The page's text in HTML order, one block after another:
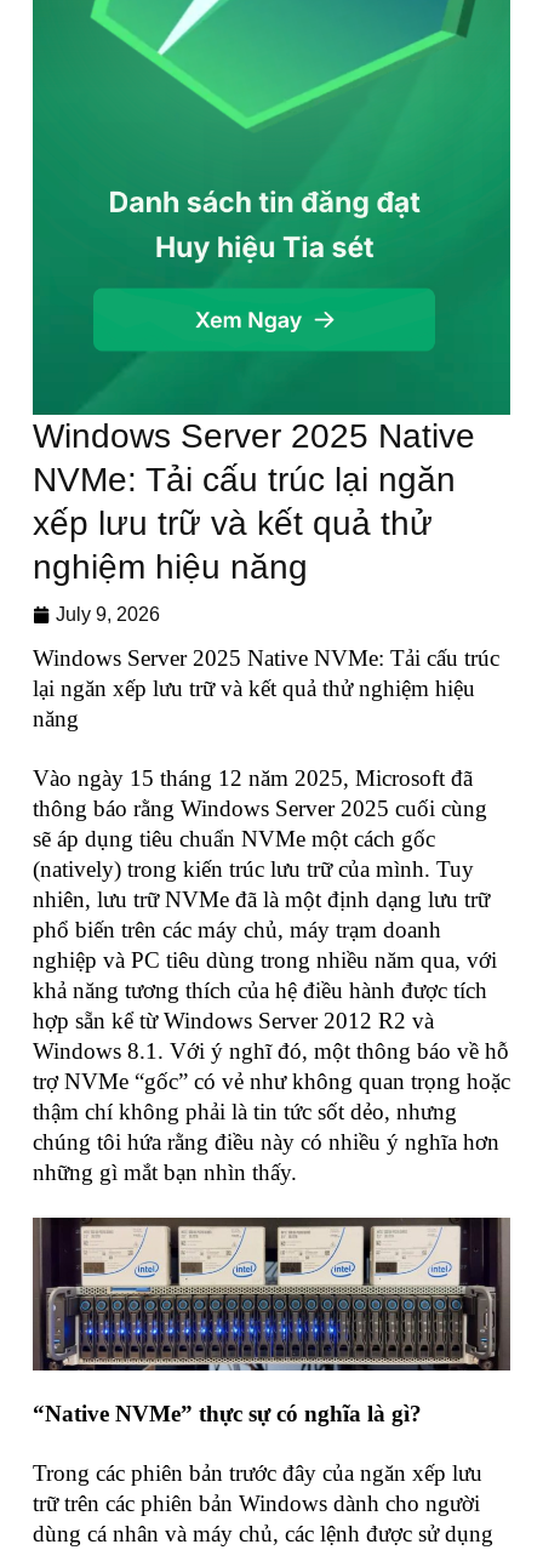
Windows Server 2025 Native
NVMe: Tải cấu trúc lại ngăn
xếp lưu trữ và kết quả thử
nghiệm hiệu năng
July 9, 2026
Windows Server 2025 Native NVMe: Tải cấu trúc
lại ngăn xếp lưu trữ và kết quả thử nghiệm hiệu
năng
Vào ngày 15 tháng 12 năm 2025, Microsoft đã
thông báo rằng Windows Server 2025 cuối cùng
sẽ áp dụng tiêu chuẩn NVMe một cách gốc
(natively) trong kiến trúc lưu trữ của mình. Tuy
nhiên, lưu trữ NVMe đã là một định dạng lưu trữ
phổ biến trên các máy chủ, máy trạm doanh
nghiệp và PC tiêu dùng trong nhiều năm qua, với
khả năng tương thích của hệ điều hành được tích
hợp sẵn kể từ Windows Server 2012 R2 và
Windows 8.1. Với ý nghĩ đó, một thông báo về hỗ
trợ NVMe “gốc” có vẻ như không quan trọng hoặc
thậm chí không phải là tin tức sốt dẻo, nhưng
chúng tôi hứa rằng điều này có nhiều ý nghĩa hơn
những gì mắt bạn nhìn thấy.
“Native NVMe” thực sự có nghĩa là gì?
Trong các phiên bản trước đây của ngăn xếp lưu
trữ trên các phiên bản Windows dành cho người
dùng cá nhân và máy chủ, các lệnh được sử dụng